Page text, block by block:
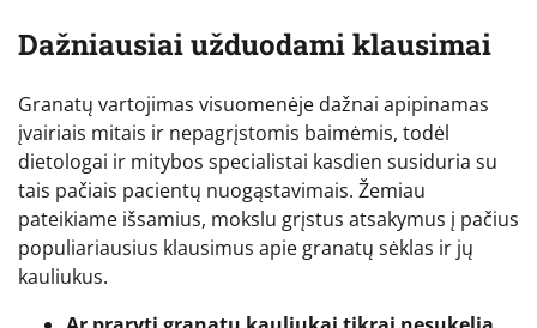
Dažniausiai užduodami klausimai
Granatų vartojimas visuomenėje dažnai apipinamas
įvairiais mitais ir nepagrįstomis baimėmis, todėl
dietologai ir mitybos specialistai kasdien susiduria su
tais pačiais pacientų nuogąstavimais. Žemiau
pateikiame išsamius, mokslu grįstus atsakymus į pačius
populiariausius klausimus apie granatų sėklas ir jų
kauliukus.